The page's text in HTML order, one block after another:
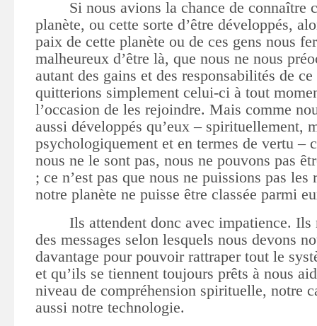
Si nous avions la chance de connaître
planète, ou cette sorte d’être développés,
paix de cette planète ou de ces gens nous
malheureux d’être là, que nous ne nous
autant des gains et des responsabilités de
quitterions simplement celui-ci à tout
l’occasion de les rejoindre. Mais comme
aussi développés qu’eux – spirituellement,
psychologiquement et en termes de vertu –
nous ne le sont pas, nous ne pouvons pas
; ce n’est pas que nous ne puissions pas
notre planète ne puisse être classée parmi
Ils attendent donc avec impatience. Ils
des messages selon lesquels nous devons
davantage pour pouvoir rattraper tout le
et qu’ils se tiennent toujours prêts à nous
niveau de compréhension spirituelle, notre
aussi notre technologie.